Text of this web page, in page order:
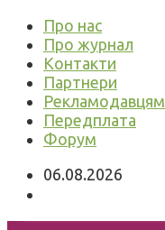
Про нас
Про журнал
Контакти
Партнери
Рекламодавцям
Передплата
Форум
06.08.2026